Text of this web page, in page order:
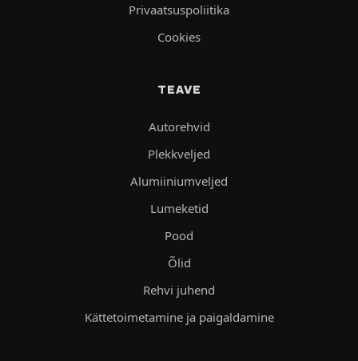
Privaatsuspoliitika
Cookies
TEAVE
Autorehvid
Plekkveljed
Alumiiniumveljed
Lumeketid
Pood
Õlid
Rehvi juhend
Kättetoimetamine ja paigaldamine